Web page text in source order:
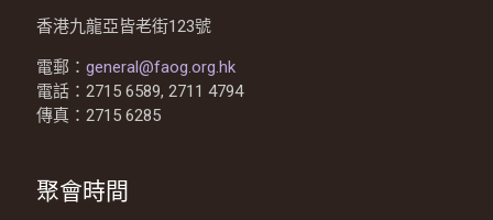
香港九龍亞皆老街123號
電郵： general@faog.org.hk
電話：2715 6589, 2711 4794
傳真：2715 6285
聚會時間